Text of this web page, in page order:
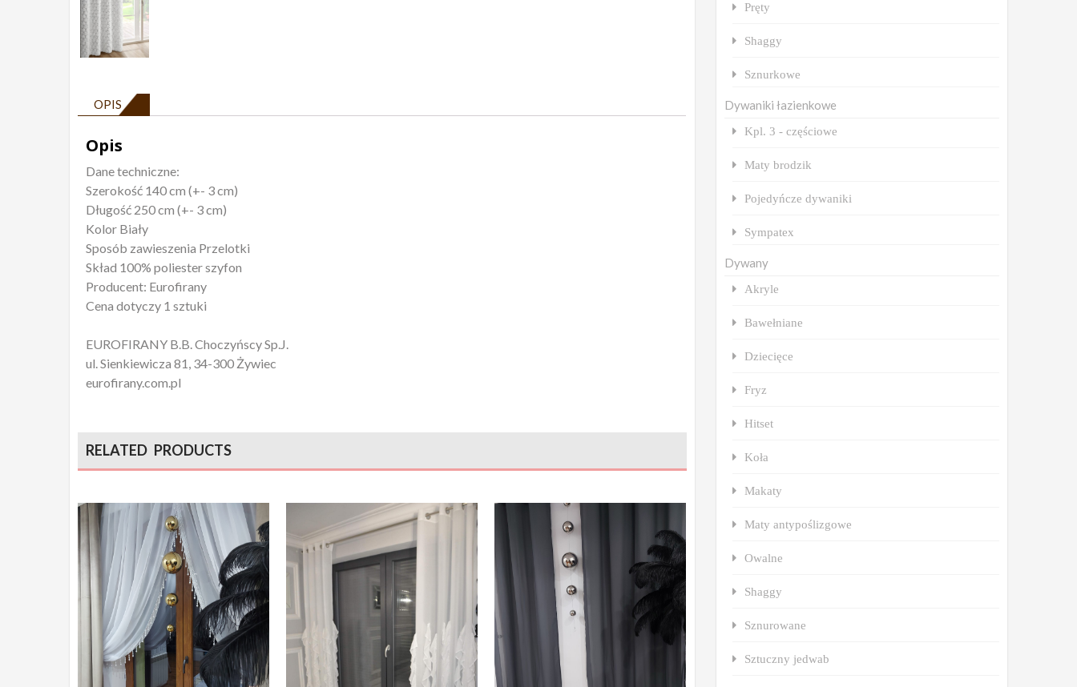
OPIS
Opis
Dane techniczne:
Szerokość 140 cm (+- 3 cm)
Długość 250 cm (+- 3 cm)
Kolor Biały
Sposób zawieszenia Przelotki
Skład 100% poliester szyfon
Producent: Eurofirany
Cena dotyczy 1 sztuki
EUROFIRANY B.B. Choczyńscy Sp.J.
ul. Sienkiewicza 81, 34-300 Żywiec
eurofirany.com.pl
RELATED PRODUCTS
Pręty
Shaggy
Sznurkowe
Dywaniki łazienkowe
Kpl. 3 - częściowe
Maty brodzik
Pojedyńcze dywaniki
Sympatex
Dywany
Akryle
Bawełniane
Dziecięce
Fryz
Hitset
Koła
Makaty
Maty antypoślizgowe
Owalne
Shaggy
Sznurowane
Sztuczny jedwab